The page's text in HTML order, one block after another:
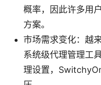
概率，因此许多用
方案。
市场需求变化：越
系统级代理管理工
理设置，